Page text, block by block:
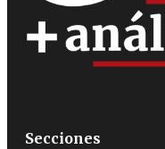
Secciones